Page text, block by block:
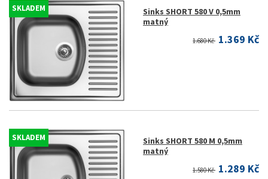
SKLADEM
Sinks SHORT 580 V 0,5mm
matný
1.680 Kč 1.369 Kč
SKLADEM
Sinks SHORT 580 M 0,5mm
matný
1.580 Kč 1.289 Kč